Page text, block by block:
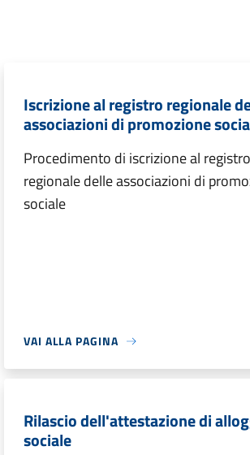
Iscrizione al registro regionale
associazioni di promozione
Procedimento di iscrizione al registro
regionale delle associazioni di
sociale
VAI ALLA PAGINA
Rilascio dell'attestazione di
sociale